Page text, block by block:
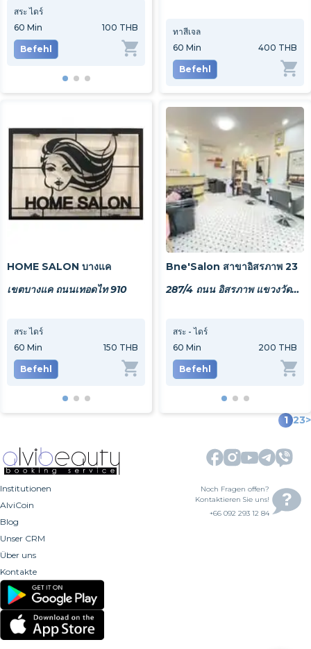
สระ ไดร์
60 Min 100 THB
Befehl Befehl
ทาสีเจล
60 Min 400 THB
Befehl
HOME SALON บางแค
เขตบางแค ถนนเทอดไท 910
สระ ไดร์
60 Min 150 THB
Befehl
สระ ซอย
Min 350 THB
Befehl
120
Bne'Salon สาขาอิสรภาพ 23
287/4 ถนน อิสรภาพ แขวงวัดท่าพระ เขตบางกอกใหญ่ กรุงเทพมหานคร 10600
สระ - ไดร์
60 Min 200 THB
Befehl
1 23>
Institutionen
AlviCoin
Blog
Unser CRM
Über uns
Kontakte
Noch Fragen offen?
Kontaktieren Sie uns!
+66 092 293 12 84